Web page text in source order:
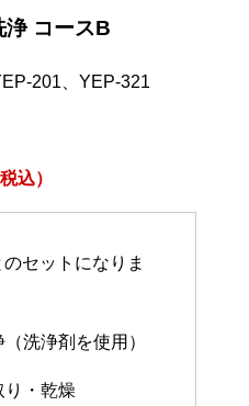
浄 コースB
201、YEP-321
込）
セットになりま
洗浄剤を使用）
り・乾燥